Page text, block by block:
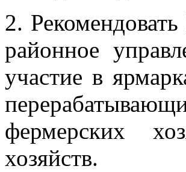
2.
районное
участие в
фермерских
хозяйств.